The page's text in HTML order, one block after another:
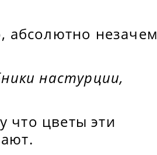
абсолютно незачем
настурции,
что цветы эти